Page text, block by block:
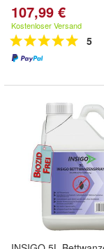
107,99 €
Kostenloser Versand
5